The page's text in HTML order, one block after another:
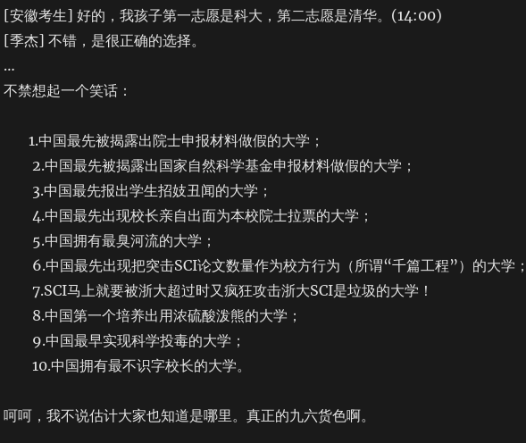
[安徽考生] 好的，我孩子第一志愿是科大，第二志愿是清华。(14:00)
[季杰] 不错，是很正确的选择。
…
不禁想起一个笑话：
1.中国最先被揭露出院士申报材料做假的大学；
2.中国最先被揭露出国家自然科学基金申报材料做假的大学；
3.中国最先报出学生招妓丑闻的大学；
4.中国最先出现校长亲自出面为本校院士拉票的大学；
5.中国拥有最臭河流的大学；
6.中国最先出现把突击SCI论文数量作为校方行为（所谓“千篇工程”）的大学；
7.SCI马上就要被浙大超过时又疯狂攻击浙大SCI是垃圾的大学！
8.中国第一个培养出用浓硫酸泼熊的大学；
9.中国最早实现科学投毒的大学；
10.中国拥有最不识字校长的大学。
呵呵，我不说估计大家也知道是哪里。真正的九六货色啊。